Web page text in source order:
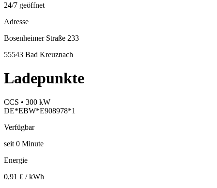
24/7 geöffnet
Adresse
Bosenheimer Straße 233
55543 Bad Kreuznach
Ladepunkte
CCS • 300 kW
DE*EBW*E908978*1
Verfügbar
seit 0 Minute
Energie
0,91 € / kWh